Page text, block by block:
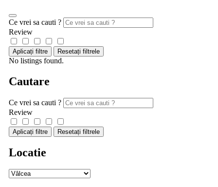
Ce vrei sa cauti ?
Review
Aplicați filtre Resetați filtrele
No listings found.
Cautare
Ce vrei sa cauti ?
Review
Aplicați filtre Resetați filtrele
Locatie